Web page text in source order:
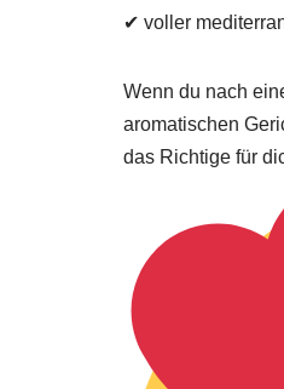
✔ voller
Wenn du nach
aromatischen
das Richtige für